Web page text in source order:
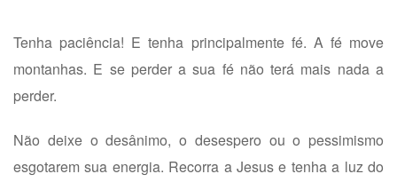
Tenha paciência! E tenha principalmente fé. A fé move
montanhas. E se perder a sua fé não terá mais nada a
perder.
Não deixe o desânimo, o desespero ou o pessimismo
esgotarem sua energia. Recorra a Jesus e tenha a luz do